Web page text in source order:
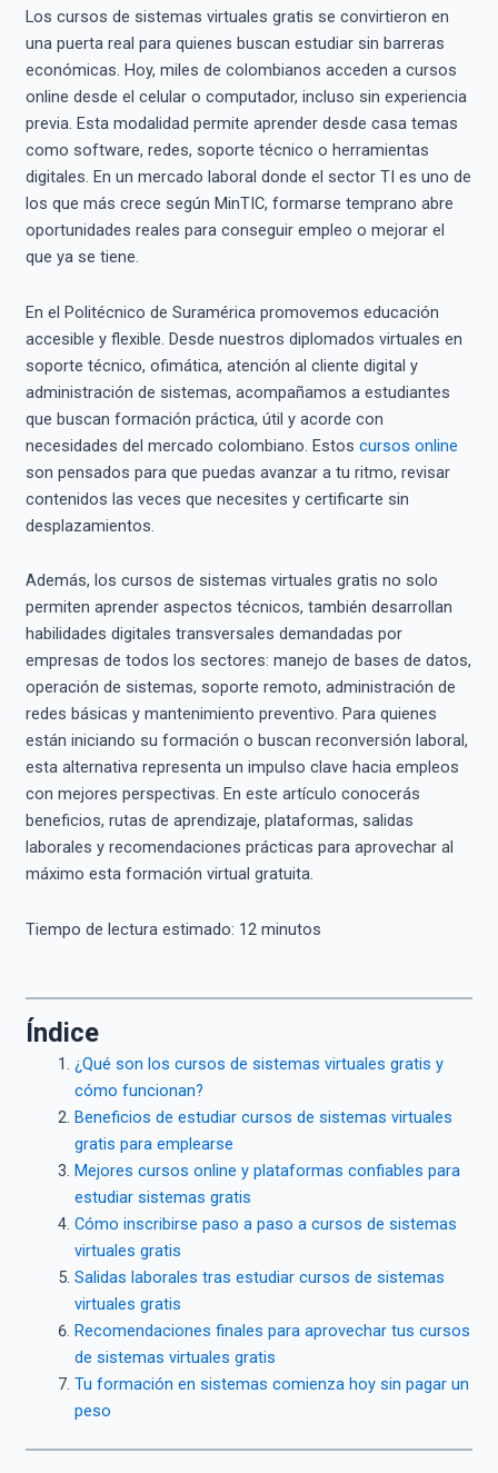
Los cursos de sistemas virtuales gratis se convirtieron en
una puerta real para quienes buscan estudiar sin barreras
económicas. Hoy, miles de colombianos acceden a cursos
online desde el celular o computador, incluso sin experiencia
previa. Esta modalidad permite aprender desde casa temas
como software, redes, soporte técnico o herramientas
digitales. En un mercado laboral donde el sector TI es uno de
los que más crece según MinTIC, formarse temprano abre
oportunidades reales para conseguir empleo o mejorar el
que ya se tiene.
En el Politécnico de Suramérica promovemos educación
accesible y flexible. Desde nuestros diplomados virtuales en
soporte técnico, ofimática, atención al cliente digital y
administración de sistemas, acompañamos a estudiantes
que buscan formación práctica, útil y acorde con
necesidades del mercado colombiano. Estos cursos online
son pensados para que puedas avanzar a tu ritmo, revisar
contenidos las veces que necesites y certificarte sin
desplazamientos.
Además, los cursos de sistemas virtuales gratis no solo
permiten aprender aspectos técnicos, también desarrollan
habilidades digitales transversales demandadas por
empresas de todos los sectores: manejo de bases de datos,
operación de sistemas, soporte remoto, administración de
redes básicas y mantenimiento preventivo. Para quienes
están iniciando su formación o buscan reconversión laboral,
esta alternativa representa un impulso clave hacia empleos
con mejores perspectivas. En este artículo conocerás
beneficios, rutas de aprendizaje, plataformas, salidas
laborales y recomendaciones prácticas para aprovechar al
máximo esta formación virtual gratuita.
Tiempo de lectura estimado: 12minutos
Índice
¿Qué son los cursos de sistemas virtuales gratis y
cómo funcionan?
Beneficios de estudiar cursos de sistemas virtuales
gratis para emplearse
Mejores cursos online y plataformas confiables para
estudiar sistemas gratis
Cómo inscribirse paso a paso a cursos de sistemas
virtuales gratis
Salidas laborales tras estudiar cursos de sistemas
virtuales gratis
Recomendaciones finales para aprovechar tus cursos
de sistemas virtuales gratis
Tu formación en sistemas comienza hoy sin pagar un
peso